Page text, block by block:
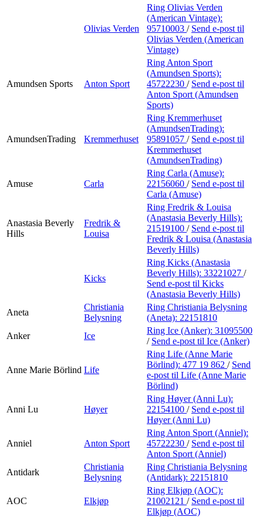
Olivias Verden
Ring Olivias Verden
(American Vintage):
95710003 / Send e-post til
Olivias Verden (American
Vintage)
Amundsen Sports Anton Sport
Ring Anton Sport
(Amundsen Sports):
45722230 / Send e-post til
Anton Sport (Amundsen
Sports)
AmundsenTrading Kremmerhuset
Ring Kremmerhuset
(AmundsenTrading):
95891057 / Send e-post til
Kremmerhuset
(AmundsenTrading)
Amuse Carla
Ring Carla (Amuse):
22156060 / Send e-post til
Carla (Amuse)
Anastasia Beverly
Hills
Fredrik &
Louisa
Ring Fredrik & Louisa
(Anastasia Beverly Hills):
21519100 / Send e-post til
Fredrik & Louisa (Anastasia
Beverly Hills)
Kicks
Ring Kicks (Anastasia
Beverly Hills): 33221027 /
Send e-post til Kicks
(Anastasia Beverly Hills)
Aneta
Christiania
Belysning
Ring Christiania Belysning
(Aneta): 22151810
Anker
Ice
Ring Ice (Anker): 31095500
/ Send e-post til Ice (Anker)
Anne Marie Börlind Life
Ring Life (Anne Marie
Börlind): 477 19 862 / Send
e-post til Life (Anne Marie
Börlind)
Anni Lu Høyer
Ring Høyer (Anni Lu):
22154100 / Send e-post til
Høyer (Anni Lu)
Anniel Anton Sport
Ring Anton Sport (Anniel):
45722230 / Send e-post til
Anton Sport (Anniel)
Antidark
Christiania
Belysning
Ring Christiania Belysning
(Antidark): 22151810
AOC Elkjøp
Ring Elkjøp (AOC):
21002121 / Send e-post til
Elkjøp (AOC)